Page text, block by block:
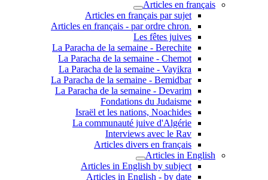
Articles en français
Articles en français par sujet
.Articles en français - par ordre chron
Les fêtes juives
La Paracha de la semaine - Berechite
La Paracha de la semaine - Chemot
La Paracha de la semaine - Vayikra
La Paracha de la semaine - Bemidbar
La Paracha de la semaine - Devarim
Fondations du Judaisme
Israël et les nations, Noachides
La communauté juive d'Algérie
Interviews avec le Rav
Articles divers en français
Articles in English
Articles in English by subject
Articles in English - by date